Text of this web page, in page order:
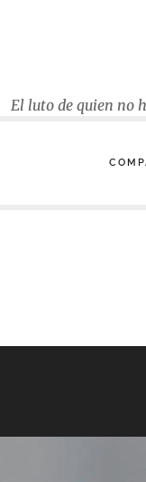
El luto de quien no